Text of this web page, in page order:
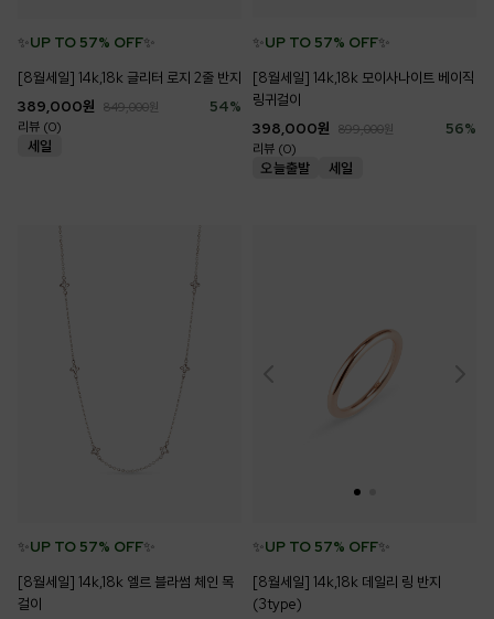
✨UP TO 57% OFF✨
[8월세일] 14k,18k 글리터 로지 2줄 반지
54%
389,000원 849,000원
리뷰 (0)
✨UP TO 57% OFF✨
[8월세일] 14k,18k 모이사나이트 베이직
링귀걸이
56%
398,000원 899,000원
리뷰 (0)
✨UP TO 57% OFF✨
[8월세일] 14k,18k 엘르 블라썸 체인 목
걸이
✨UP TO 57% OFF✨
[8월세일] 14k,18k 데일리 링 반지
(3type)